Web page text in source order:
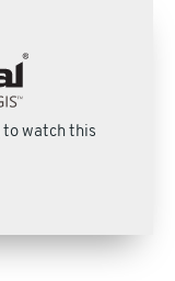
to watch this